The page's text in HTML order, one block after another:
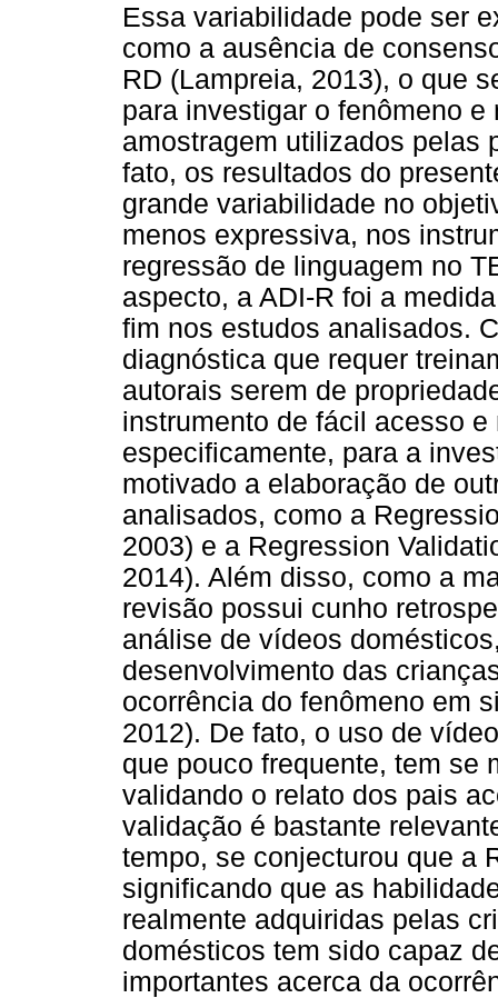
Essa variabilidade pode ser
como a ausência de
RD (Lampreia, 2013), o que
para investigar o fenômeno
amostragem utilizados pelas
fato, os resultados do
grande variabilidade no
menos expressiva, nos
regressão de linguagem no
aspecto, a ADI-R foi a
fim nos estudos analisados.
diagnóstica que requer
autorais serem de
instrumento de fácil acesso
especificamente, para a
motivado a elaboração de
analisados, como a
2003) e a Regression
2014). Além disso, como a
revisão possui cunho
análise de vídeos
desenvolvimento das
ocorrência do fenômeno em
2012). De fato, o uso de
que pouco frequente, tem se
validando o relato dos pais
validação é bastante
tempo, se conjecturou que a
significando que as
realmente adquiridas pelas
domésticos tem sido capaz
importantes acerca da